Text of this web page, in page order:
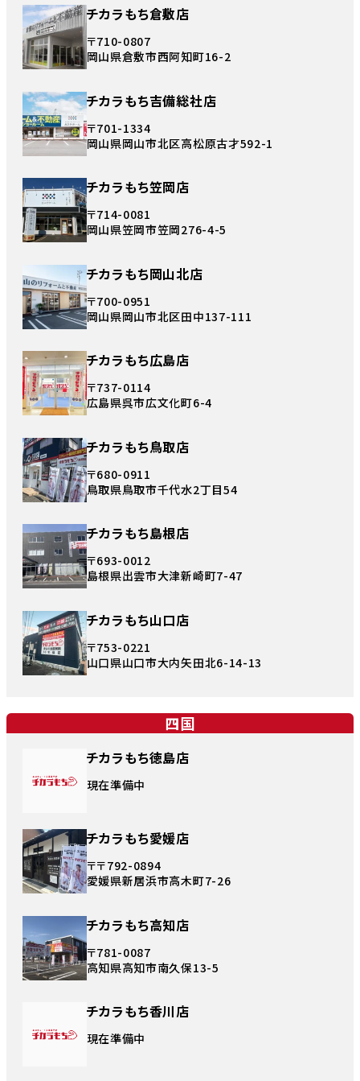
チカラもち倉敷店
〒710-0807
岡山県倉敷市西阿知町16-2
チカラもち吉備総社店
〒701-1334
岡山県岡山市北区高松原古才592-1
チカラもち笠岡店
〒714-0081
岡山県笠岡市笠岡276-4-5
チカラもち岡山北店
〒700-0951
岡山県岡山市北区田中137-111
チカラもち広島店
〒737-0114
広島県呉市広文化町6-4
チカラもち鳥取店
〒680-0911
鳥取県鳥取市千代水2丁目54
チカラもち島根店
〒693-0012
島根県出雲市大津新崎町7-47
チカラもち山口店
〒753-0221
山口県山口市大内矢田北6-14-13
四国
チカラもち徳島店
現在準備中
チカラもち愛媛店
〒〒792-0894
愛媛県新居浜市高木町7-26
チカラもち高知店
〒781-0087
高知県高知市南久保13-5
チカラもち香川店
現在準備中